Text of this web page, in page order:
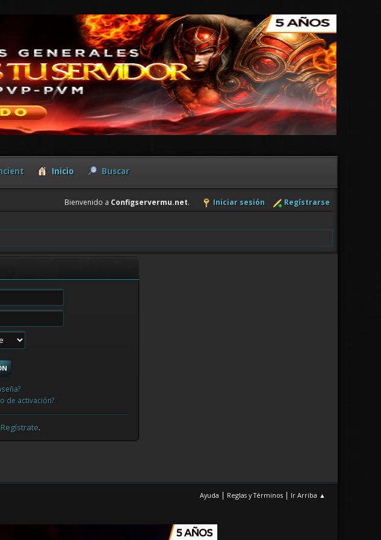
Inicio Buscar
Bienvenido a Configservermu.net. Iniciar sesión
Regístrarse
de activación?
Regístrate.
Ayuda | Reglas y Términos | Ir Arriba ▲